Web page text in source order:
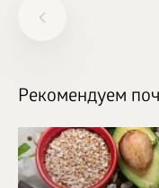
Рекомендуем